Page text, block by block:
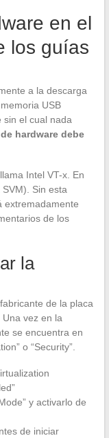
en el
los guías
a la descarga
USB
sin el cual nada
hardware debe
Intel VT-x. En
Sin esta
extremadamente
de los
la
de la placa
vez en la
se encuentra en
o “Security”.
y activarlo de
de iniciar